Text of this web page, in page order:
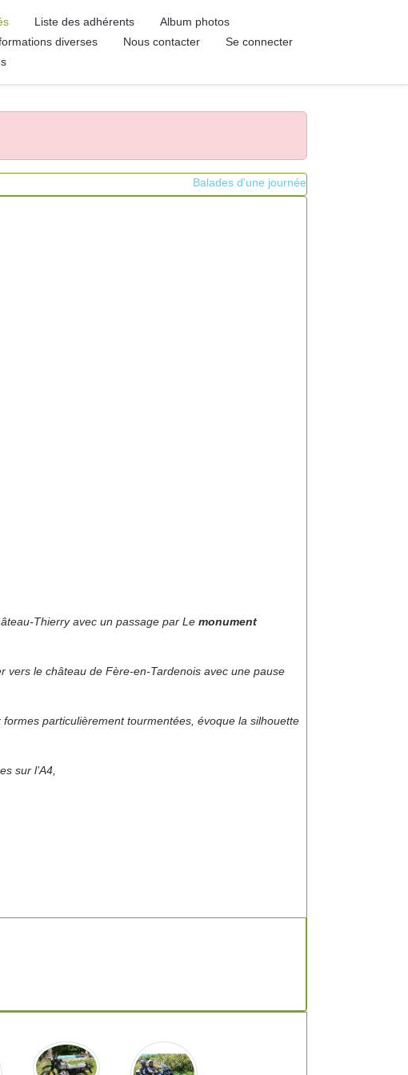
Liste des adhérents
Album photos
diverses Nous contacter
Se connecter
Balades d'une journée
Thierryavec un passage par Le monument
vers le château de Fère-en-Tardenois avec une pause
formes particulièrement tourmentées, évoque la silhouette
sur l’A4,